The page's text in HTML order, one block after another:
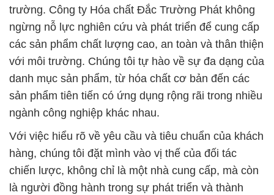
trường. Công ty Hóa chất Đắc Trường Phát không
ngừng nỗ lực nghiên cứu và phát triển để cung cấp
các sản phẩm chất lượng cao, an toàn và thân thiện
với môi trường. Chúng tôi tự hào về sự đa dạng của
danh mục sản phẩm, từ hóa chất cơ bản đến các
sản phẩm tiên tiến có ứng dụng rộng rãi trong nhiều
ngành công nghiệp khác nhau.
Với việc hiểu rõ về yêu cầu và tiêu chuẩn của khách
hàng, chúng tôi đặt mình vào vị thế của đối tác
chiến lược, không chỉ là một nhà cung cấp, mà còn
là người đồng hành trong sự phát triển và thành